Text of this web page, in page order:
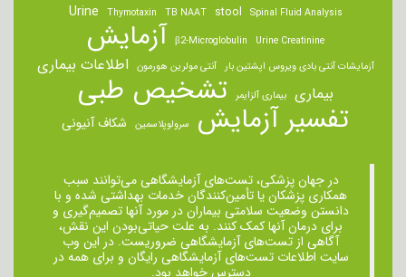
Spinal Fluid Analysis
stool
TB NAAT
Thymotaxin
Urine
Urine Creatinine
β2-Microglobulin آزمایش
آزمایشات آنتی بادی ویروس اپشتین بار آنتی مولرین هورمون اطلاعات بیماری
بیماری بیماری آلزایمر تشخیص طبی
تفسیر آزمایش سرولوپلاسمین شکاف آنیونی
در جهان پزشکی، تست‌های آزمایشگاهی می‌توانند سبب
همکاری پزشکان یا تأمین‌کنندگان خدمات بهداشتی شده و با
دانستن وضعیت سلامتی بیماران در مورد آنها تصمیم‌گیری و
برای درمان ‌آنها کمک کنند. به علت حیاتی‌بودن این نقش،
آگاهی از تست‌های آزمایشگاهی ضروریست. در این وب
سایت اطلاعات تست‌های آزمایشگاهی رایگان و برای همه در
دسترس خواهد بود.